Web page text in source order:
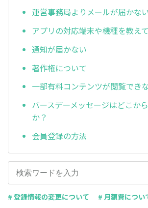
運営事務局よりメールが届かな
アプリの対応端末や機種を教え
通知が届かない
著作権について
一部有料コンテンツが閲覧でき
バースデーメッセージはどこか
か？
会員登録の方法
# 登録情報の変更について # 月額費につい